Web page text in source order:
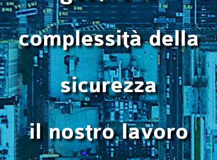
complessità della
sicurezza
il nostro lavoro